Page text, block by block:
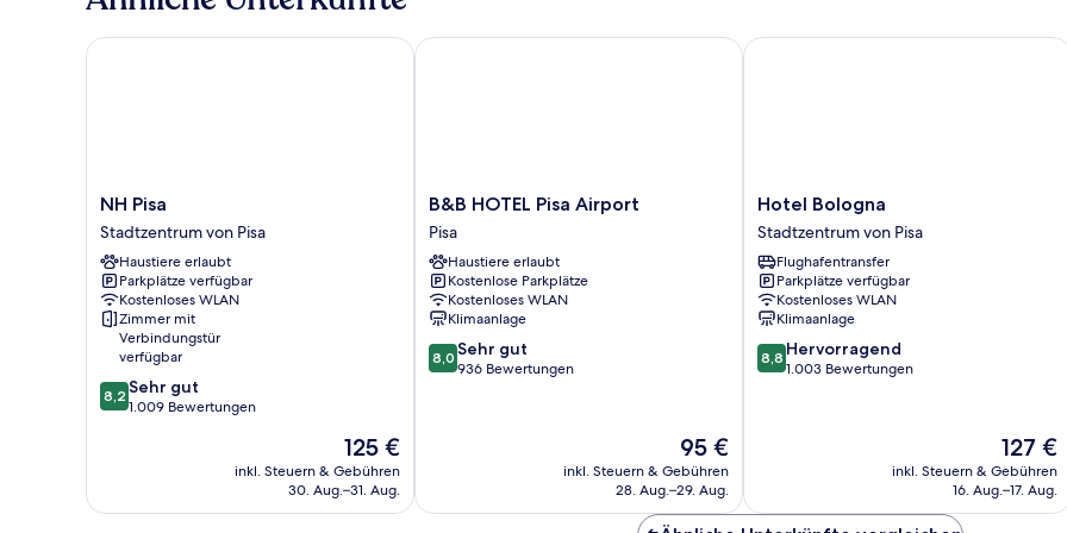
NH
Pisa
Stadtzentrum
von
Pisa
NH Pisa
Stadtzentrum von Pisa
Haustiere erlaubt
Parkplätze verfügbar
Kostenloses WLAN
Zimmer mit
Verbindungstür
verfügbar
8.2
von
Bewertungen
8,2 Sehr gut
1.009 Bewertungen
Der
Preis
beträgt
125 €
inkl. Steuern & Gebühren
30. Aug.–31. Aug.
NH Pisa
B&B
HOTEL
Pisa
Airport
Pisa
B&B HOTEL Pisa Airport
Pisa
Haustiere erlaubt
Kostenlose Parkplätze
Kostenloses WLAN
Klimaanlage
8.0
von
8,0 Sehr gut
936 Bewertungen
Der
Preis
beträgt
95 €
inkl. Steuern & Gebühren
28. Aug.–29. Aug.
B&B HOTEL Pisa Airport
Hotel
Bologna
Stadtzentrum
von
Pisa
Hotel Bologna
Stadtzentrum von Pisa
Flughafentransfer
Parkplätze verfügbar
Kostenloses WLAN
Klimaanlage
8.8
von
8,8 Hervorragend
1.003 Bewertungen
Der
Preis
beträgt
127 €
inkl. Steuern & Gebühren
16. Aug.–17. Aug.
Hotel Bologna